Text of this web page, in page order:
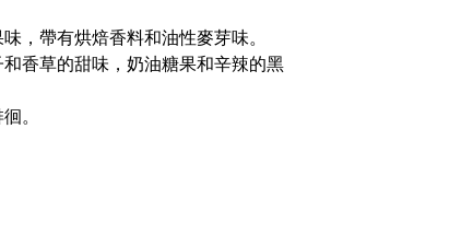
，帶有烘焙香料和油性麥芽味。
香草的甜味，奶油糖果和辛辣的黑
。